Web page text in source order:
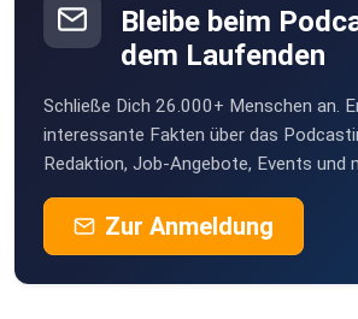
Bleibe beim
dem Laufenden
Schließe Dich 26.000+ Menschen an.
interessante Fakten über das
Redaktion, Job-Angebote, Events und
Zur Anmeldung